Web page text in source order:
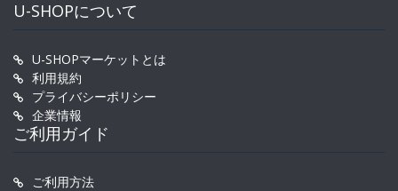
U-SHOPについて
U-SHOPマーケットとは
利用規約
プライバシーポリシー
企業情報
ご利用ガイド
ご利用方法